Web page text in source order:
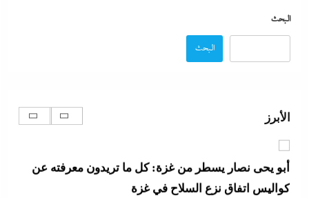
البحث
البحث
الأبرز
في الاحتياطي الأجنبي رغم توترات هرمز
6 أغسطس، 2026
أبو يحى نصار يسطر من غزة: كل ما تريدون معرفته عن
كواليس اتفاق نزع السلاح في غزة